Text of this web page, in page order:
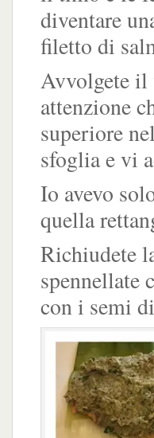
diventare
filetto di
Avvolgete il
attenzione
superiore
sfoglia e vi
Io avevo
quella
Richiudete
spennellate
con i semi